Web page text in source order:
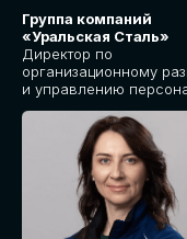
Группа компаний
«Уральская Сталь»
Директор по
организационному
и управлению
СТАТЬ
СПИКЕРОМ
IT Solutions for Business